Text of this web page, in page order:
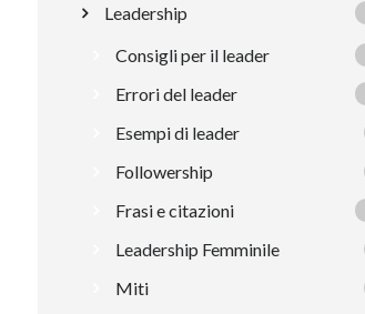
Leadership
Consigli per il leader
Errori del leader
Esempi di leader
Followership
Frasi e citazioni
Leadership Femminile
Miti